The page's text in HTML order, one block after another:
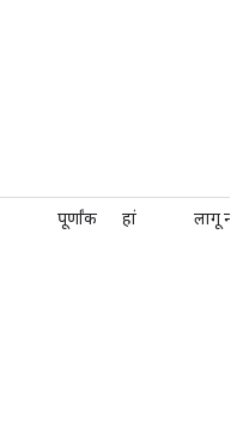
पूर्णांक हां लागू नहीं